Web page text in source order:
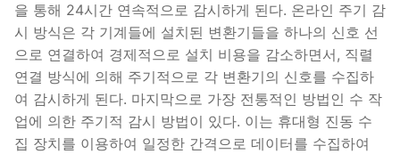
을 통해 24시간 연속적으로 감시하게 된다. 온라인 주기 감
시 방식은 각 기계들에 설치된 변환기들을 하나의 신호 선
으로 연결하여 경제적으로 설치 비용을 감소하면서, 직렬
연결 방식에 의해 주기적으로 각 변환기의 신호를 수집하
여 감시하게 된다. 마지막으로 가장 전통적인 방법인 수 작
업에 의한 주기적 감시 방법이 있다. 이는 휴대형 진동 수
집 장치를 이용하여 일정한 간격으로 데이터를 수집하여